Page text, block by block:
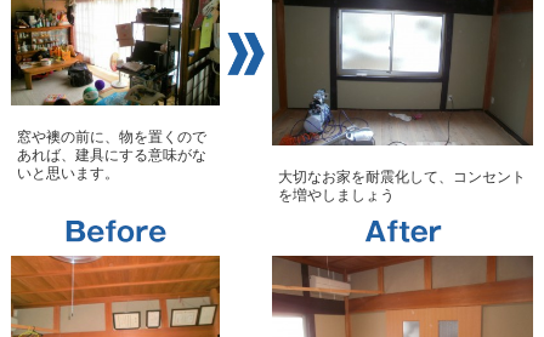
窓や襖の前に、物を置くので
あれば、建具にする意味がな
いと思います。
大切なお家を耐震化して、コンセント
を増やしましょう